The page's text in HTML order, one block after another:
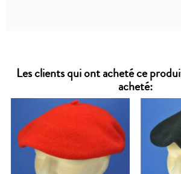
Les clients qui ont acheté ce
acheté: